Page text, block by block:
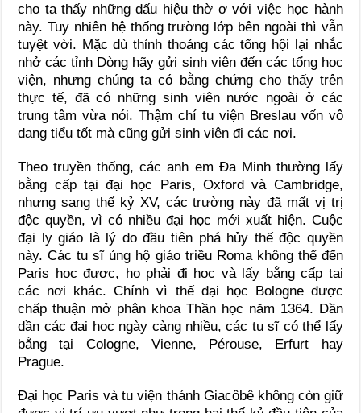
cho ta thấy những dấu hiệu thờ ơ với việc học hành
này. Tuy nhiên hệ thống trường lớp bên ngoài thì vẫn
tuyệt vời. Mặc dù thỉnh thoảng các tổng hội lại nhắc
nhở các tỉnh Dòng hãy gửi sinh viên đến các tổng học
viện, nhưng chúng ta có bằng chứng cho thấy trên
thực tế, đã có những sinh viên nước ngoài ở các
trung tâm vừa nói. Thậm chí tu viện Breslau vốn vô
dang tiểu tốt mà cũng gửi sinh viên đi các nơi.
Theo truyền thống, các anh em Đa Minh thường lấy
bằng cấp tại đại học Paris, Oxford và Cambridge,
nhưng sang thế kỷ XV, các trường này đã mất vị trị
độc quyền, vì có nhiều đại học mới xuất hiện. Cuộc
đại ly giáo là lý do đầu tiên phá hủy thế độc quyền
này. Các tu sĩ ủng hộ giáo triều Roma không thể đến
Paris học được, họ phải đi học và lấy bằng cấp tại
các nơi khác. Chính vì thế đại học Bologne được
chấp thuận mở phân khoa Thần học năm 1364. Dần
dần các đại học ngày càng nhiều, các tu sĩ có thể lấy
bằng tại Cologne, Vienne, Pérouse, Erfurt hay
Prague.
Đại học Paris và tu viện thánh Giacôbê không còn giữ